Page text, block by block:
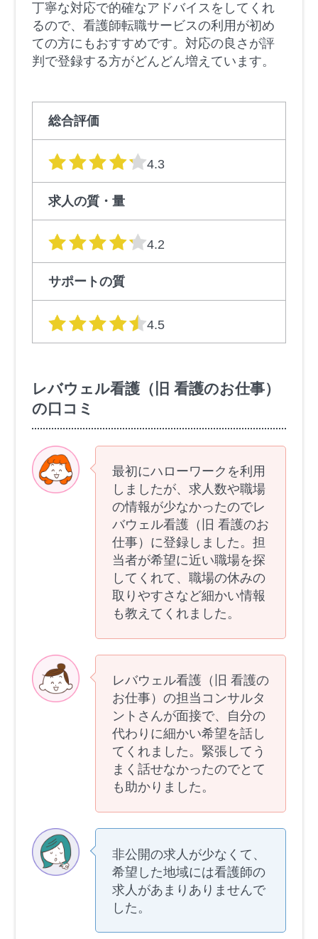
丁寧な対応で的確なアドバイスをしてくれ
るので、看護師転職サービスの利用が初め
ての方にもおすすめです。対応の良さが評
判で登録する方がどんどん増えています。
総合評価
星の数
4.3
求人の質・量
星の数
4.2
サポートの質
星の数
4.5
レバウェル看護（旧 看護のお仕事）
の口コミ
最初にハローワークを利用
しましたが、求人数や職場
の情報が少なかったのでレ
バウェル看護（旧 看護のお
仕事）に登録しました。担
当者が希望に近い職場を探
してくれて、職場の休みの
取りやすさなど細かい情報
も教えてくれました。
レバウェル看護（旧 看護の
お仕事）の担当コンサルタ
ントさんが面接で、自分の
代わりに細かい希望を話し
てくれました。緊張してう
まく話せなかったのでとて
も助かりました。
非公開の求人が少なくて、
希望した地域には看護師の
求人があまりありませんで
した。